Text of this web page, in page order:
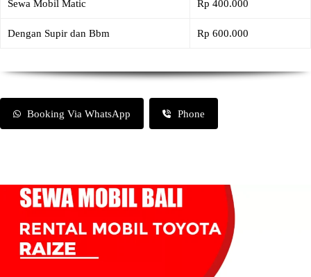
Sewa Mobil Matic Rp 400.000
Dengan Supir dan Bbm Rp 600.000
Booking Via WhatsApp Phone